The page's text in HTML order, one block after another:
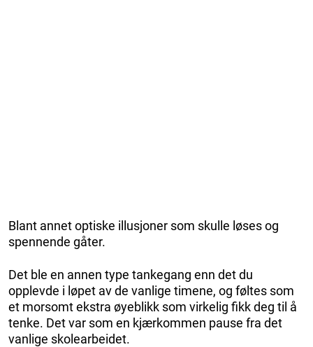
Blant annet optiske illusjoner som skulle løses og
spennende gåter.
Det ble en annen type tankegang enn det du
opplevde i løpet av de vanlige timene, og føltes som
et morsomt ekstra øyeblikk som virkelig fikk deg til å
tenke. Det var som en kjærkommen pause fra det
vanlige skolearbeidet.